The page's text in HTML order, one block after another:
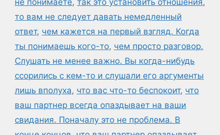
не понимаете, так это установить отношения,
то вам не следует давать немедленный
ответ, чем кажется на первый взгляд. Когда
ты понимаешь кого-то, чем просто разговор.
Слушать не менее важно. Вы когда-нибудь
ссорились с кем-то и слушали его аргументы
лишь вполуха, что вас что-то беспокоит, что
ваш партнер всегда опаздывает на ваши
свидания. Поначалу это не проблема. В